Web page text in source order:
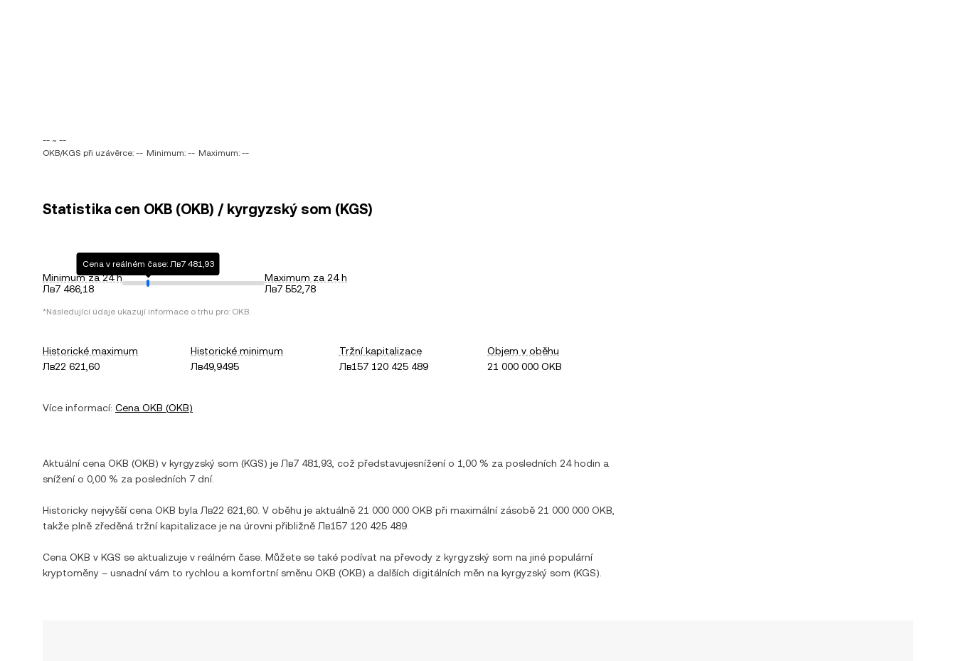
-- ~ --
OKB/KGS při uzávěrce: -- Minimum: -- Maximum: --
Statistika cen OKB (OKB) / kyrgyzský som (KGS)
Minimum za 24 h
Лв7 466,18
Cena v reálném čase: Лв7 481,93
Maximum za 24 h
Лв7 552,78
*Následující údaje ukazují informace o trhu pro: OKB.
Historické maximum
Лв22 621,60
Historické minimum
Лв49,9495
Tržní kapitalizace
Лв157 120 425 489
Objem v oběhu
21 000 000 OKB
Více informací: Cena OKB (OKB)
Aktuální cena OKB (OKB) v kyrgyzský som (KGS) je Лв7 481,93 , což představujesníženío 1,00 % za posledních 24 hodin a
sníženío 0,00 % za posledních 7 dní.
Historicky nejvyšší cena OKB byla Лв22 621,60 . V oběhu je aktuálně 21 000 000 OKB při maximální zásobě 21 000 000 OKB
takže plně zředěná tržní kapitalizace je na úrovni přibližně Лв157 120 425 489
Cena OKB v KGS se aktualizuje v reálném čase. Můžete se také podívat na převody z kyrgyzský som na jiné populární
kryptoměny – usnadní vám to rychlou a komfortní směnu OKB (OKB) a dalších digitálních měn na kyrgyzský som (KGS).